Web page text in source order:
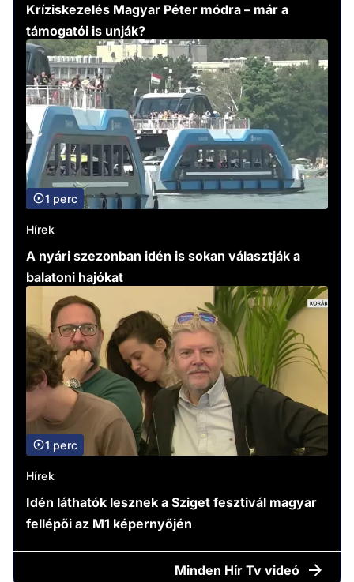
Kríziskezelés Magyar Péter módra – már a
támogatói is unják?
1 perc
Hírek
A nyári szezonban idén is sokan választják a
balatoni hajókat
1 perc
Hírek
Idén láthatók lesznek a Sziget fesztivál magyar
fellépői az M1 képernyőjén
Minden Hír Tv videó